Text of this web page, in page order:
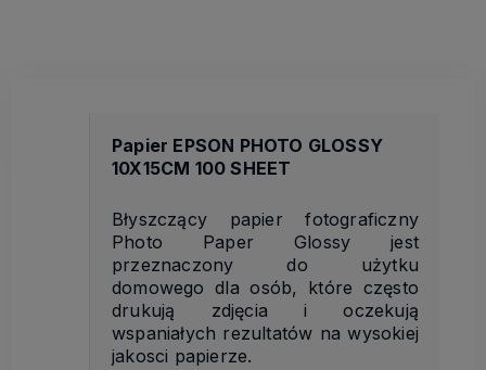
Papier EPSON PHOTO GLOSSY
10X15CM 100 SHEET
Błyszczący papier fotograficzny
Photo Paper Glossy jest
przeznaczony do użytku
domowego dla osób, które często
drukują zdjęcia i oczekują
wspaniałych rezultatów na wysokiej
jakosci papierze.